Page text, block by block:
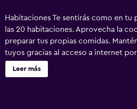
Habitaciones Te sentirás como en tu
las 20 habitaciones. Aprovecha la
preparar tus propias comidas.
tuyos gracias al acceso a internet
cuarto de baño dispone de ducha.
de bicicletas y muchas otras
Leer más